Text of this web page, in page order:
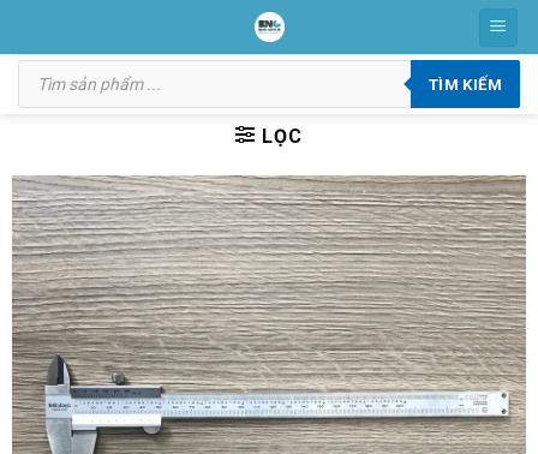
content
Tìm
kiếm
phẩm
TÌM KIẾM
LỌC